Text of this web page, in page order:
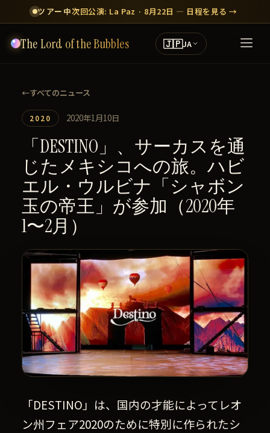
ツアー中次回公演: La Paz · 8月22日 — 日程を見る →
The Lord of the Bubbles 🇯🇵JA
←すべてのニュース
2020 2020年1月10日
「DESTINO」、サーカスを通
じたメキシコへの旅。ハビ
エル・ウルビナ「シャボン
玉の帝王」が参加（2020年
1〜2月）
「DESTINO」は、国内の才能によってレオ
ン州フェア2020のために特別に作られたシ